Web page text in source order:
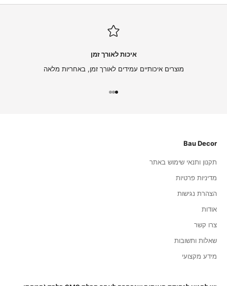
איכות לאורך זמן
מוצרים איכותיים עמידים לאורך זמן, באחריות מלאה
עבור לפריט 1
עבור לפריט 2
עבור לפריט 3
Bau Decor
תקנון ותנאי שימוש באתר
מדיניות פרטיות
הצהרת נגישות
אודות
צרו קשר
שאלות ותשובות
מידע מקצועי